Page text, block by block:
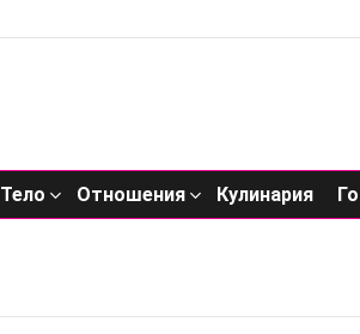
Тело Отношения Кулинария